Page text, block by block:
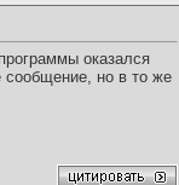
оказался
сообщение, но в то же